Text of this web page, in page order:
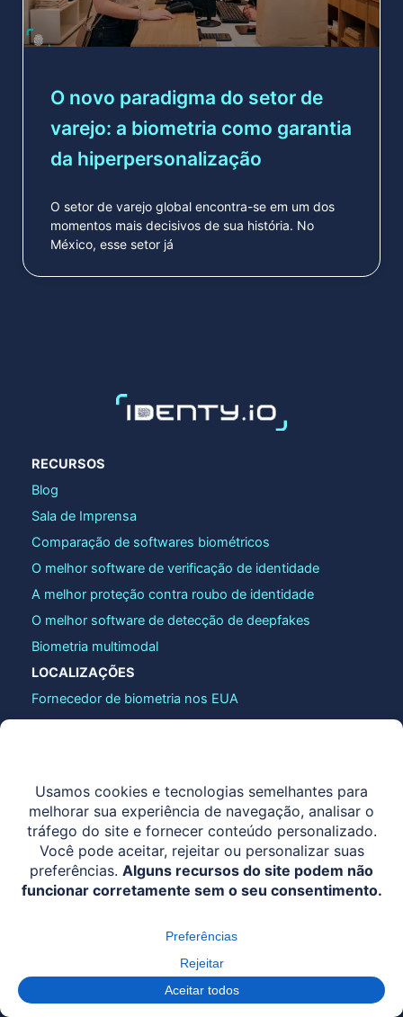
O novo paradigma do setor de
varejo: a biometria como garantia
da hiperpersonalização
O setor de varejo global encontra-se em um dos
momentos mais decisivos de sua história. No
México, esse setor já
RECURSOS
Blog
Sala de Imprensa
Comparação de softwares biométricos
O melhor software de verificação de identidade
A melhor proteção contra roubo de identidade
O melhor software de detecção de deepfakes
Biometria multimodal
LOCALIZAÇÕES
Fornecedor de biometria nos EUA
Fornecedor de biometria no Brasil
Fornecedor de biometria na Colômbia
Fornecedor de soluções biométricas na República
Dominicana
Fornecedor de serviços biométricos na Nigéria
SOLUÇÕES BIOMÉTRICAS
Biometria da palma da mão